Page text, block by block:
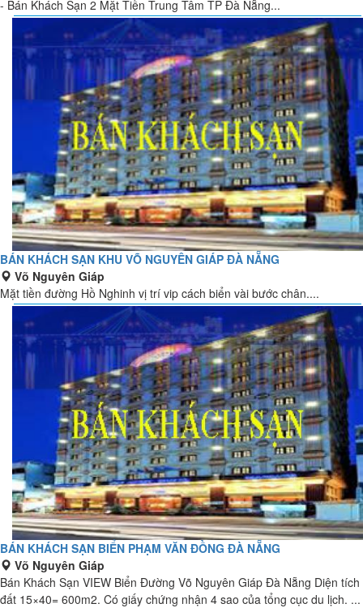
- Bán Khách Sạn 2 Mặt Tiền Trung Tâm TP Đà Nẵng...
BÁN KHÁCH SẠN KHU VÕ NGUYÊN GIÁP ĐÀ NẴNG
Võ Nguyên Giáp
Mặt tiền đường Hồ Nghinh vị trí vip cách biển vài bước chân....
BÁN KHÁCH SẠN BIỂN PHẠM VĂN ĐỒNG ĐÀ NẴNG
Võ Nguyên Giáp
Bán Khách Sạn VIEW Biển Đường Võ Nguyên Giáp Đà Nẵng Diện tích
đất 15×40= 600m2. Có giấy chứng nhận 4 sao của tổng cục du lịch. ...